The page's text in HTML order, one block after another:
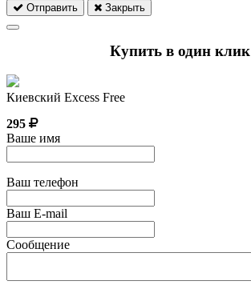
Отправить Закрыть
Купить в один клик
Киевский Excess Free
295
Ваше имя
Ваш телефон
Ваш E-mail
Сообщение